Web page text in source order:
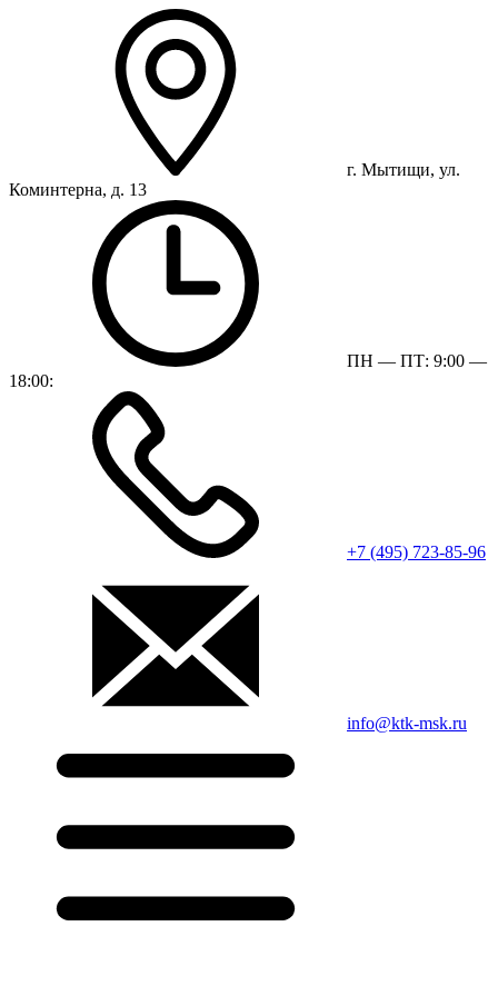
г. Мытищи, ул.
Коминтерна, д. 13
ПН — ПТ: 9:00 —
18:00:
+7 (495) 723-85-96
info@ktk-msk.ru